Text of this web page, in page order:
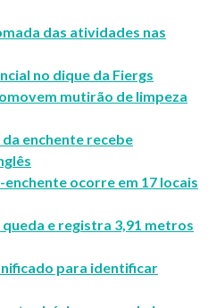
das atividades nas
no dique da Fiergs
mutirão de limpeza
enchente recebe
ocorre em 17 locais
e registra 3,91 metros
para identificar